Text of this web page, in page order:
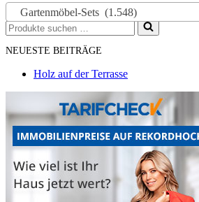
Gartenmöbel-Sets (1.548)
Suchen
nach …
NEUESTE BEITRÄGE
Holz auf der Terrasse